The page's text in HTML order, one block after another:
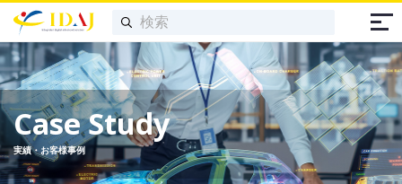
Case Study
実績・お客様事例